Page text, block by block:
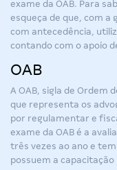
exame da OAB. Para
esqueça de que, com a
com antecedência,
contando com o apoio
OAB
A OAB, sigla de Ordem
que representa os
por regulamentar e
exame da OAB é a
três vezes ao ano e
possuem a capacitação